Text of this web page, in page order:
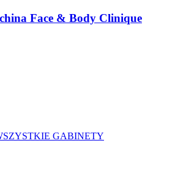
Face & Body Clinique
GABINETY